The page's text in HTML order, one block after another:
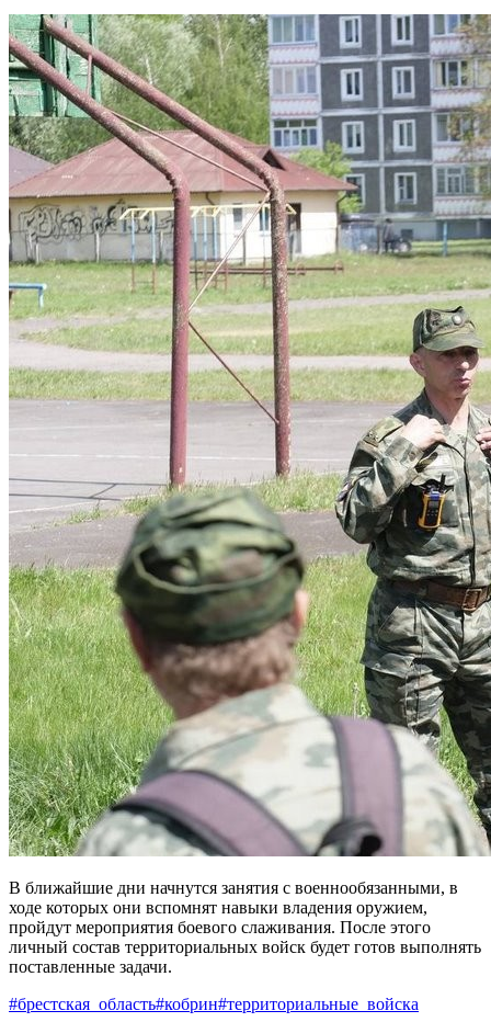
В ближайшие дни начнутся занятия с военнообязанными, в
ходе которых они вспомнят навыки владения оружием,
пройдут мероприятия боевого слаживания. После этого
личный состав территориальных войск будет готов выполнять
поставленные задачи.
#брестская_область#кобрин#территориальные_войска